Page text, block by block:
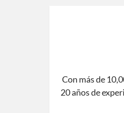
Con más de
20 años de